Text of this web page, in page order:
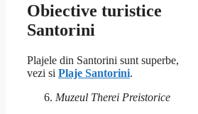
Obiective turistice
Santorini
Plajele din Santorini sunt superbe,
vezi si Plaje Santorini.
Muzeul Therei Preistorice